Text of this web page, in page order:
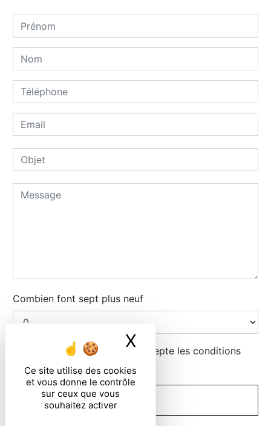
Ce site utilise des cookies
et vous donne le contrôle
sur ceux que vous
souhaitez activer
X Masquer le
Combien font sept plus neuf
En cochant cette case, j'accepte les conditions
particulières ci-dessous **
ENVOYER